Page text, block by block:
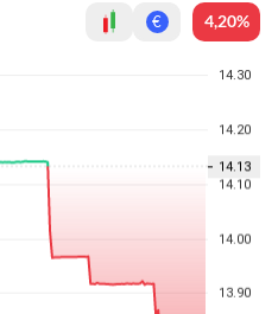
€ 4,20%